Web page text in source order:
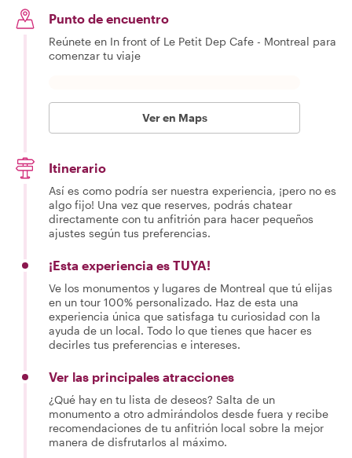
Punto de encuentro
Reúnete en In front of Le Petit Dep Cafe - Montreal para
comenzar tu viaje
Ver en Maps
Itinerario
Así es como podría ser nuestra experiencia, ¡pero no es
algo fijo! Una vez que reserves, podrás chatear
directamente con tu anfitrión para hacer pequeños
ajustes según tus preferencias.
¡Esta experiencia es TUYA!
Ve los monumentos y lugares de Montreal que tú elijas
en un tour 100% personalizado. Haz de esta una
experiencia única que satisfaga tu curiosidad con la
ayuda de un local. Todo lo que tienes que hacer es
decirles tus preferencias e intereses.
Ver las principales atracciones
¿Qué hay en tu lista de deseos? Salta de un
monumento a otro admirándolos desde fuera y recibe
recomendaciones de tu anfitrión local sobre la mejor
manera de disfrutarlos al máximo.